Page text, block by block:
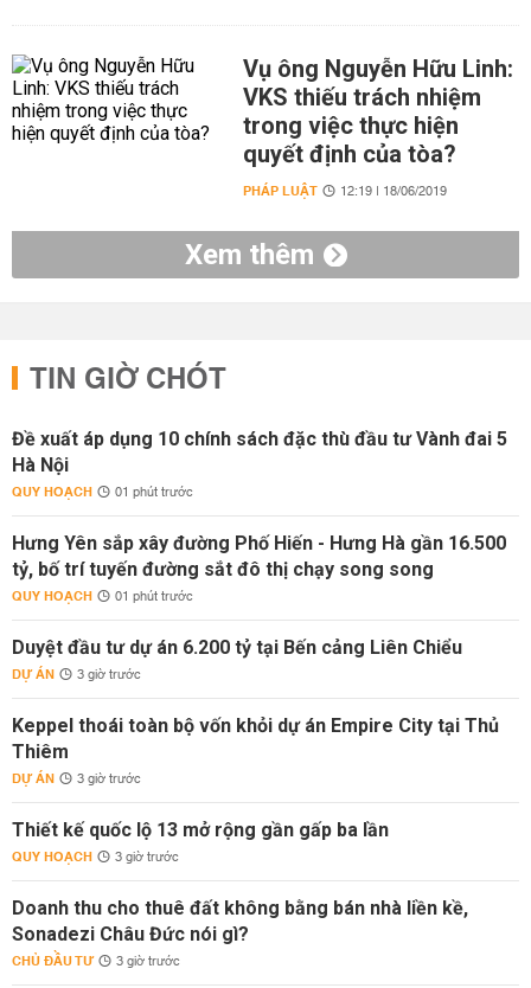
Vụ ông Nguyễn Hữu Linh:
VKS thiếu trách nhiệm
trong việc thực hiện
quyết định của tòa?
PHÁP LUẬT 12:19 | 18/06/2019
Xem thêm
TIN GIỜ CHÓT
Đề xuất áp dụng 10 chính sách đặc thù đầu tư Vành đai 5
Hà Nội
QUY HOẠCH 01 phút trước
Hưng Yên sắp xây đường Phố Hiến - Hưng Hà gần 16.500
tỷ, bố trí tuyến đường sắt đô thị chạy song song
QUY HOẠCH 01 phút trước
Duyệt đầu tư dự án 6.200 tỷ tại Bến cảng Liên Chiểu
DỰ ÁN 3 giờ trước
Keppel thoái toàn bộ vốn khỏi dự án Empire City tại Thủ
Thiêm
DỰ ÁN 3 giờ trước
Thiết kế quốc lộ 13 mở rộng gần gấp ba lần
QUY HOẠCH 3 giờ trước
Doanh thu cho thuê đất không bằng bán nhà liền kề,
Sonadezi Châu Đức nói gì?
CHỦ ĐẦU TƯ 3 giờ trước